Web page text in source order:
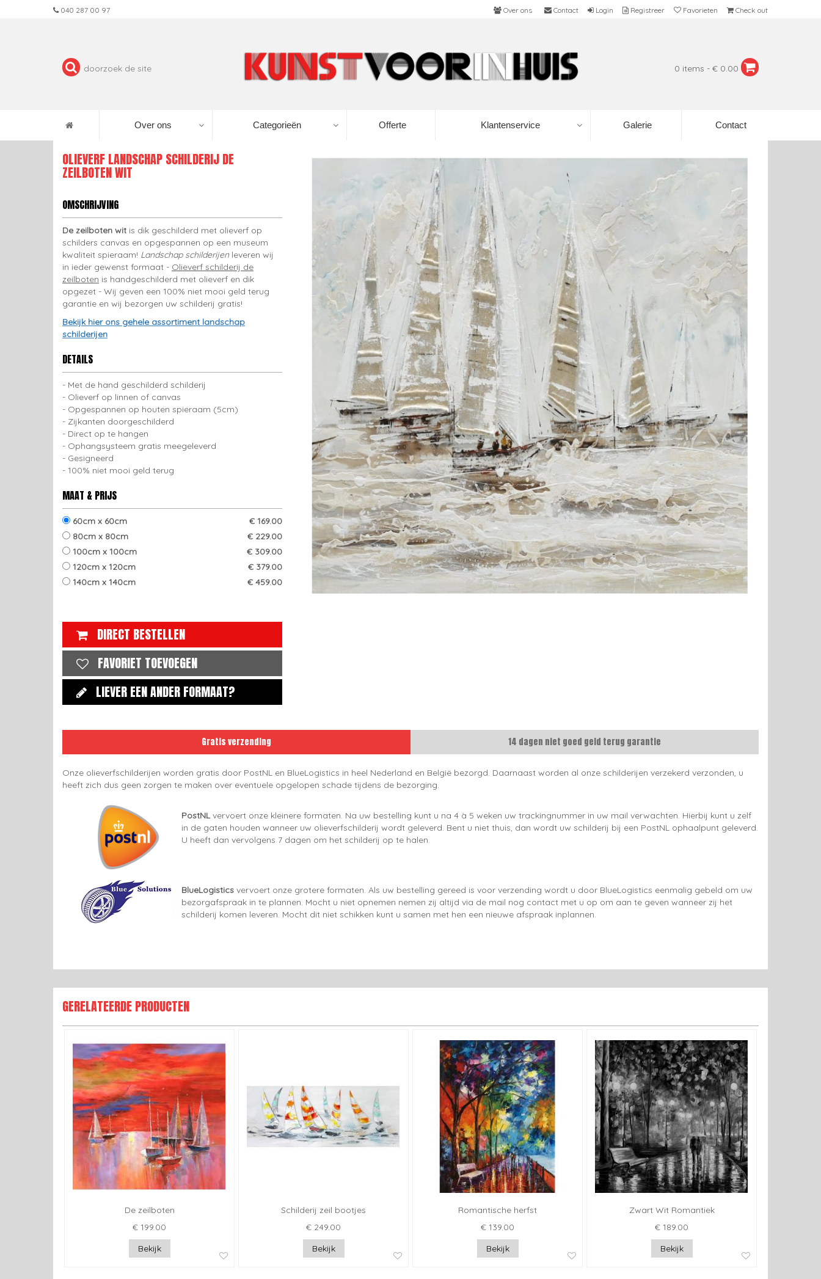
040 287 00 97 Over ons Contact Login Registreer Favorieten Check out
0 items - € 0.00
Over ons Categorieën Offerte Klantenservice Galerie Contact
OLIEVERF LANDSCHAP SCHILDERIJ DE
ZEILBOTEN WIT
OMSCHRIJVING
De zeilboten wit is dik geschilderd met olieverf op
schilders canvas en opgespannen op een museum
kwaliteit spieraam! Landschap schilderijen leveren wij
in ieder gewenst formaat - Olieverf schilderij de
zeilboten is handgeschilderd met olieverf en dik
opgezet - Wij geven een 100% niet mooi geld terug
garantie en wij bezorgen uw schilderij gratis!
Bekijk hier ons gehele assortiment landschap
schilderijen
DETAILS
Met de hand geschilderd schilderij
Olieverf op linnen of canvas
Opgespannen op houten spieraam (5cm)
Zijkanten doorgeschilderd
Direct op te hangen
Ophangsysteem gratis meegeleverd
Gesigneerd
100% niet mooi geld terug
MAAT & PRIJS
60cm x 60cm
€ 169.00
80cm x 80cm
€ 229.00
100cm x 100cm
€ 309.00
120cm x 120cm
€ 379.00
140cm x 140cm
€ 459.00
DIRECT BESTELLEN
FAVORIET TOEVOEGEN
LIEVER EEN ANDER FORMAAT?
Gratis verzending 14 dagen niet goed geld terug garantie
Onze olieverfschilderijen worden gratis door PostNL en BlueLogistics in heel Nederland en België bezorgd. Daarnaast worden al onze schilderijen verzekerd verzonden, u
heeft zich dus geen zorgen te maken over eventuele opgelopen schade tijdens de bezorging.
PostNLvervoert onze kleinere formaten. Na uw bestelling kunt u na 4 à 5 weken uw trackingnummer in uw mail verwachten. Hierbij kunt u zelf
in de gaten houden wanneer uw olieverfschilderij wordt geleverd. Bent u niet thuis, dan wordt uw schilderij bij een PostNL ophaalpunt geleverd.
U heeft dan vervolgens 7 dagen om het schilderij op te halen.
BlueLogistics vervoert onze grotere formaten. Als uw bestelling gereed is voor verzending wordt u door BlueLogistics eenmalig gebeld om uw
bezorgafspraak in te plannen. Mocht u niet opnemen nemen zij altijd via de mail nog contact met u op om aan te geven wanneer zij het
schilderij komen leveren. Mocht dit niet schikken kunt u samen met hen een nieuwe afspraak inplannen.
GERELATEERDE PRODUCTEN
De zeilboten
€ 199.00
Bekijk
Schilderij zeil bootjes
€ 249.00
Bekijk
Romantische herfst
€ 139.00
Bekijk
Zwart Wit Romantiek
€ 189.00
Bekijk